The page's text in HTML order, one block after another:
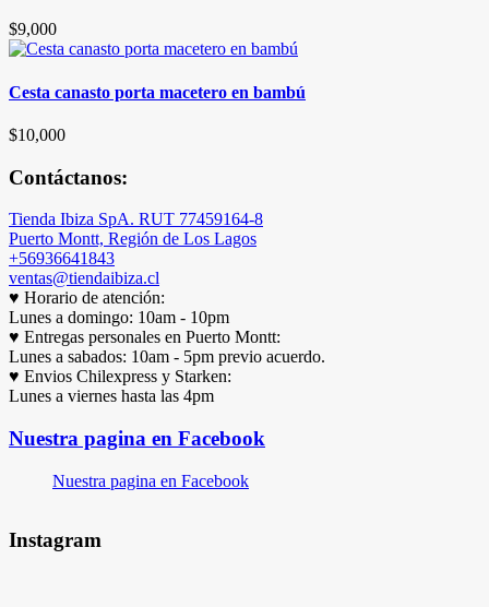
$9,000
Cesta canasto porta macetero en bambú
$10,000
Contáctanos:
Tienda Ibiza SpA. RUT 77459164-8
Puerto Montt, Región de Los Lagos
+56936641843
ventas@tiendaibiza.cl
♥ Horario de atención:
Lunes a domingo: 10am - 10pm
♥ Entregas personales en Puerto Montt:
Lunes a sabados: 10am - 5pm previo acuerdo.
♥ Envios Chilexpress y Starken:
Lunes a viernes hasta las 4pm
Nuestra pagina en Facebook
Nuestra pagina en Facebook
Instagram